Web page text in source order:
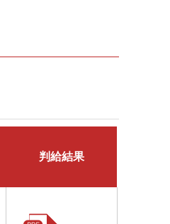
判給結果